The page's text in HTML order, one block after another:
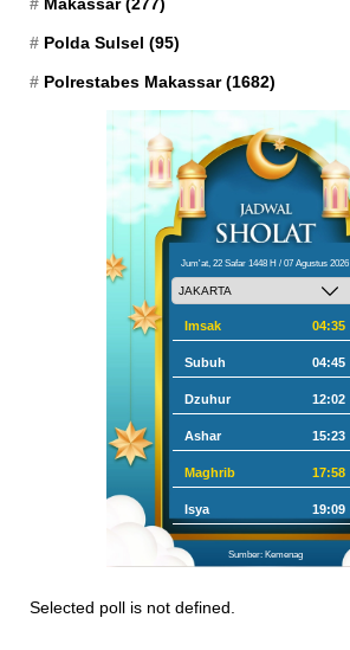
Polda Sulsel (95)
Polrestabes Makassar(1682)
Jum'at, 22 Safar 1448 H / 07 Agustus 2026
Imsak 04:35
Subuh 04:45
Dzuhur 12:02
Ashar 15:23
Maghrib 17:58
Isya 19:09
Sumber: Kemenag
Selected poll is not defined.